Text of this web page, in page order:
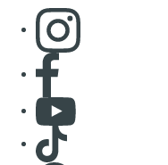
Consulter
Consulter page
Consulter
Consulter TikTok